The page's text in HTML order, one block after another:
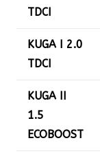
TDCI
KUGA I 2.0
TDCI
KUGA II
1.5
ECOBOOST